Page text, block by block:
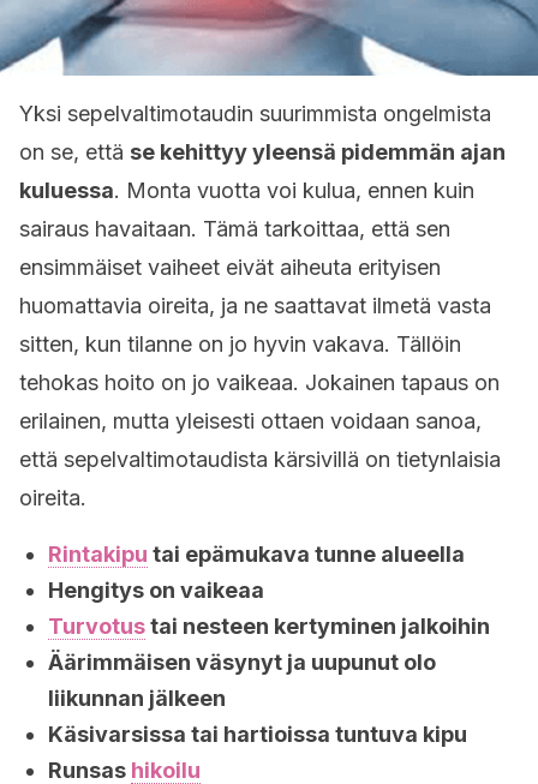
Yksi sepelvaltimotaudin suurimmista ongelmista
on se, että se kehittyy yleensä pidemmän ajan
kuluessa. Monta vuotta voi kulua, ennen kuin
sairaus havaitaan. Tämä tarkoittaa, että sen
ensimmäiset vaiheet eivät aiheuta erityisen
huomattavia oireita, ja ne saattavat ilmetä vasta
sitten, kun tilanne on jo hyvin vakava. Tällöin
tehokas hoito on jo vaikeaa. Jokainen tapaus on
erilainen, mutta yleisesti ottaen voidaan sanoa,
että sepelvaltimotaudista kärsivillä on tietynlaisia
oireita.
Rintakipu tai epämukava tunne alueella
Hengitys on vaikeaa
Turvotustai nesteen kertyminen jalkoihin
Äärimmäisen väsynyt ja uupunut olo
liikunnan jälkeen
Käsivarsissa tai hartioissa tuntuva kipu
Runsas hikoilu